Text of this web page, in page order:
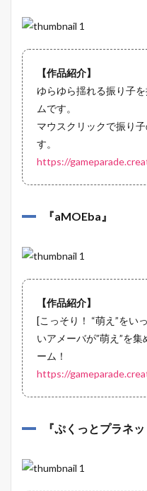
【作品紹介】
ゆらゆら揺れる振り子
ムです。
マウスクリックで振り
す。
https://
『aMOEba 』
【作品紹介】
[こっそり！ “萌え”をい
いアメーバが”萌え”を
ーム！
https://
『ぷくっとプラネッ